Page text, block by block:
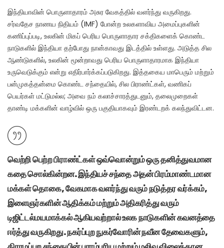
இந்தியாவின் பொருளாதாரம் அசுர வேகத்தில் வளர்ந்து வருகிறது.
சர்வதேச நாணய நிதியம் (IMF) போன்ற உலகளாவிய அமைப்புகளின்
கணிப்புப்படி, உலகின் மிகப் பெரிய பொருளாதார சக்திகளைக் கொண்ட
நாடுகளில் இந்தியா தற்போது நான்காவது இடத்தில் உள்ளது. அடுத்த சில
ஆண்டுகளில், உலகின் மூன்றாவது பெரிய பொருளாதாரமாக இந்தியா
உருவெடுக்கும் என்று எதிர்பார்க்கப்படுகிறது. இத்தகைய மாபெரும் மற்றும்
பன்முகத்தன்மை கொண்ட சந்தையில், சில பிராண்ட்கள், வணிகப்
பெயர்கள் மட்டுமல்ல; அவை நம் கலாச்சாரத்துடனும், தலைமுறைகள்
தாண்டி மக்களின் வாழ்வில் ஒரு பகுதியாகவும் இரண்டறக் கலந்துவிட்டன.
வெற்றி பெற்ற பிராண்ட்கள் ஒவ்வொன்றும் ஒரு தனித்துவமான
கதை சொல்கின்றன. இந்தியச் சந்தை அதன் பிரம்மாண்டமான
மக்கள் தொகை, வேகமாக வளர்ந்து வரும் நடுத்தர வர்க்கம்,
இளைஞர்களின் ஆதிக்கம் மற்றும் அதிகரித்து வரும்
டிஜிட்டல்மயமாக்கல் ஆகியவற்றால் உலக நாடுகளின் கவனத்தை
ஈர்த்து வருகிறது. நகர்ப்புற நுகர்வோரின் நவீன தேவைகளும்,